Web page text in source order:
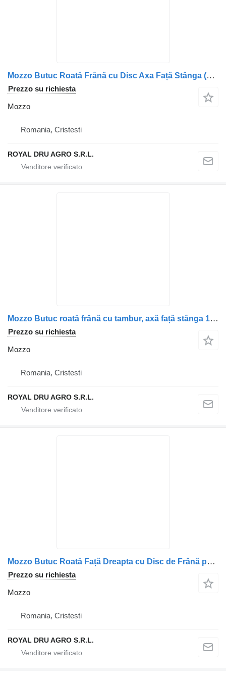
Mozzo Butuc Roată Frână cu Disc Axa Față Stânga (Coduri: 2019789, 1812 per camion DAF (Coduri: 2019789, 1812563, 1691621, 1699327, 1818004, 1387439, 1640561, 1726138, 1739542, 1783346, 1812582)
Prezzo su richiesta
Mozzo
Romania, Cristesti
ROYAL DRU AGRO S.R.L.
Mozzo Butuc roată frână cu tambur, axă față stânga 1347410 per camion DAF 1347410
Prezzo su richiesta
Mozzo
Romania, Cristesti
ROYAL DRU AGRO S.R.L.
Mozzo Butuc Roată Față Dreapta cu Disc de Frână per camion DAF 1391615 1697346 1388905 1640561 1812563
Prezzo su richiesta
Mozzo
Romania, Cristesti
ROYAL DRU AGRO S.R.L.